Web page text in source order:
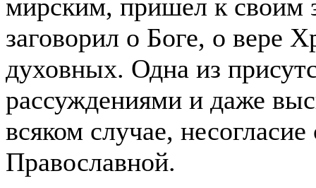
мирским, пришел к
заговорил о Боге, о вере
духовных. Одна из
рассуждениями и даже
всяком случае,
Православной.